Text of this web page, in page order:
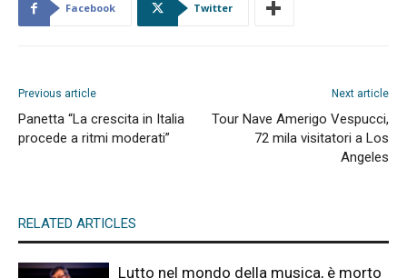
Facebook Twitter
Previous article
Panetta “La crescita in Italia
procede a ritmi moderati”
Next article
Tour Nave Amerigo Vespucci,
72 mila visitatori a Los
Angeles
RELATED ARTICLES
Lutto nel mondo della musica, è morto